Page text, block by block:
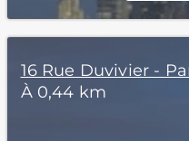
16 Rue Duvivier -
À 0,44 km